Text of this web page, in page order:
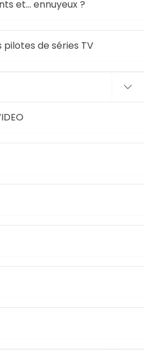
et… ennuyeux ?
de séries TV